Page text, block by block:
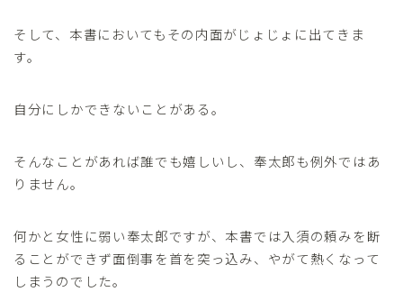
そして、本書においてもその内面がじょじょに出てきま
す。
自分にしかできないことがある。
そんなことがあれば誰でも嬉しいし、奉太郎も例外ではあ
りません。
何かと女性に弱い奉太郎ですが、本書では入須の頼みを断
ることができず面倒事を首を突っ込み、やがて熱くなって
しまうのでした。